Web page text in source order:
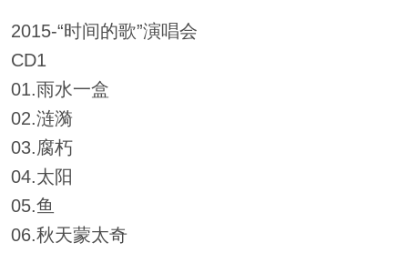
2015-“时间的歌”演唱会
CD1
01.雨水一盒
02.涟漪
03.腐朽
04.太阳
05.鱼
06.秋天蒙太奇